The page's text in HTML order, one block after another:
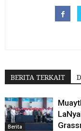
BERITA TERKAIT
Berita